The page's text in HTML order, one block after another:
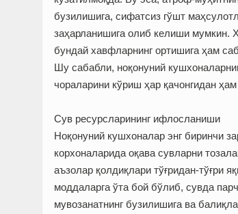
бузилишига, сифатсиз гўшт
заҳарланишига олиб келиши мумкин.
бундай хавфларнинг ортишига ҳам
Шу сабабли, ноқонуний
чораларини кўриш ҳар қачонгидан
Сув ресурсларининг ифлосланиши
Ноқонуний кушхоналар энг биринчи
корхоналарида оқава сувларни
аъзолар қолдиқлари тўғридан-тўғри
моддаларга ўта бой бўлиб, сувда
мувозанатнинг бузилишига ва